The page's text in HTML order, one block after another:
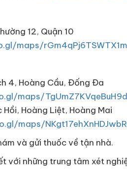
12, Quận 10
maps/
4, Hoàng Cầu, Đống Đa
maps/
Hoàng Liệt, Hoàng Mai
maps/
và gửi thuốc về tận nhà.
với những trung tâm xét